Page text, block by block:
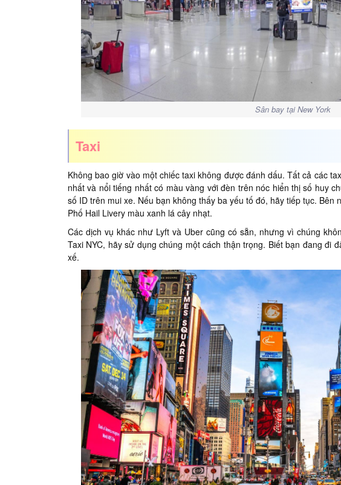
Sân bay tại New York
Taxi
Không bao giờ vào một chiếc taxi không được đánh dấu. Tất cả các
nhất và nổi tiếng nhất có màu vàng với đèn trên nóc hiển thị số huy
số ID trên mui xe. Nếu bạn không thấy ba yếu tố đó, hãy tiếp tục.
Phố Hail Livery màu xanh lá cây nhạt.
Các dịch vụ khác như Lyft và Uber cũng có sẵn, nhưng vì chúng
Taxi NYC, hãy sử dụng chúng một cách thận trọng. Biết bạn đang đi
xế.